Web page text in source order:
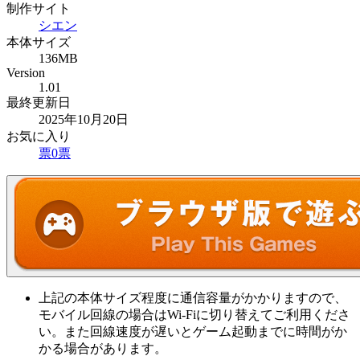
制作サイト
シエン
本体サイズ
136MB
Version
1.01
最終更新日
2025年10月20日
お気に入り
票0票
上記の本体サイズ程度に通信容量がかかりますので、
モバイル回線の場合はWi-Fiに切り替えてご利用くださ
い。また回線速度が遅いとゲーム起動までに時間がか
かる場合があります。